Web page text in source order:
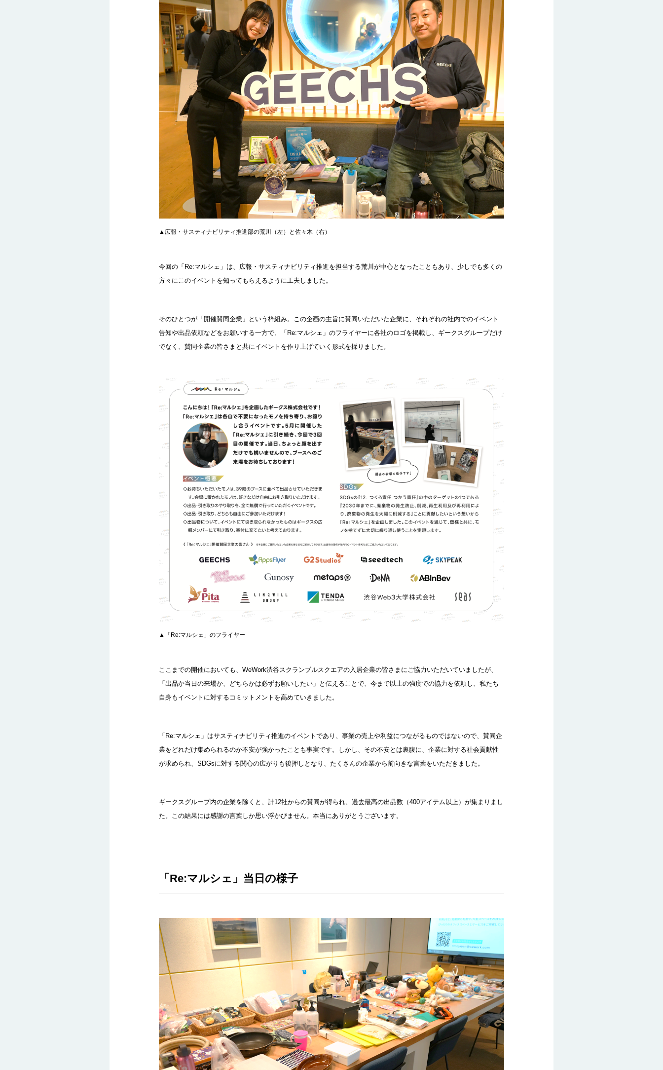
▲広報・サスティナビリティ推進部の荒川（左）と佐々木（右）
今回の「Re:マルシェ」は、広報・サスティナビリティ推進を担当する荒川が中心となったこともあり、少しでも多くの
方々にこのイベントを知ってもらえるように工夫しました。
そのひとつが「開催賛同企業」という枠組み。この企画の主旨に賛同いただいた企業に、それぞれの社内でのイベント
告知や出品依頼などをお願いする一方で、「Re:マルシェ」のフライヤーに各社のロゴを掲載し、ギークスグループだけ
でなく、賛同企業の皆さまと共にイベントを作り上げていく形式を採りました。
▲「Re:マルシェ」のフライヤー
ここまでの開催においても、WeWork渋谷スクランブルスクエアの入居企業の皆さまにご協力いただいていましたが、
「出品か当日の来場か、どちらかは必ずお願いしたい」と伝えることで、今まで以上の強度での協力を依頼し、私たち
自身もイベントに対するコミットメントを高めていきました。
「Re:マルシェ」はサスティナビリティ推進のイベントであり、事業の売上や利益につながるものではないので、賛同企
業をどれだけ集められるのか不安が強かったことも事実です。しかし、その不安とは裏腹に、企業に対する社会貢献性
が求められ、SDGsに対する関心の広がりも後押しとなり、たくさんの企業から前向きな言葉をいただきました。
ギークスグループ内の企業を除くと、計12社からの賛同が得られ、過去最高の出品数（400アイテム以上）が集まりまし
た。この結果には感謝の言葉しか思い浮かびません。本当にありがとうございます。
「Re:マルシェ」当日の様子